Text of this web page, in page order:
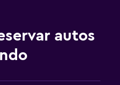
autos